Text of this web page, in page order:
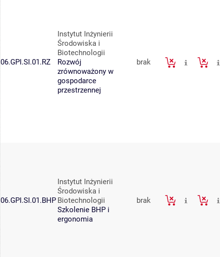
06.GPI.SI.01.RZ
Instytut Inżynierii
Środowiska i
Biotechnologii
Rozwój
zrównoważony w
gospodarce
przestrzennej
brak
06.GPI.SI.01.BHP
Instytut Inżynierii
Środowiska i
Biotechnologii
Szkolenie BHP i
ergonomia
brak